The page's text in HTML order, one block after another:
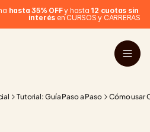
hasta 35% OFF y hasta 12 cuotas sin
interés en CURSOS y CARRERAS
Tutorial: Guía Paso a Paso Cómo usar